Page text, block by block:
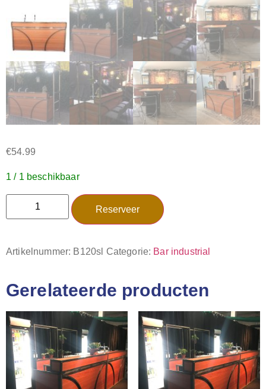
€54.99
1 / 1 beschikbaar
Reserveer
Artikelnummer: B120sl Categorie: Bar industrial
Gerelateerde producten